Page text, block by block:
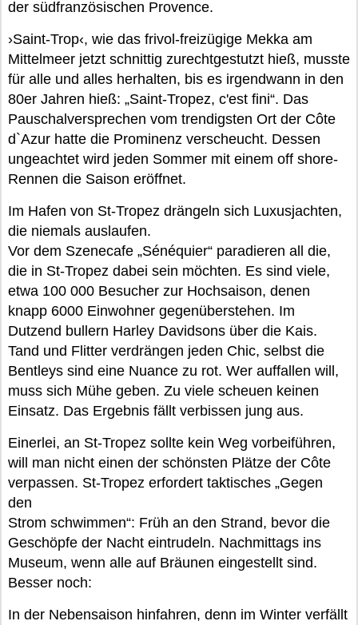
der südfranzösischen Provence.
›Saint-Trop‹, wie das frivol-freizügige Mekka am
Mittelmeer jetzt schnittig zurechtgestutzt hieß, musste
für alle und alles herhalten, bis es irgendwann in den
80er Jahren hieß: „Saint-Tropez, c'est fini“. Das
Pauschalversprechen vom trendigsten Ort der Côte
d`Azur hatte die Prominenz verscheucht. Dessen
ungeachtet wird jeden Sommer mit einem off shore-
Rennen die Saison eröffnet.
Im Hafen von St-Tropez drängeln sich Luxusjachten,
die niemals auslaufen.
Vor dem Szenecafe „Sénéquier“ paradieren all die,
die in St-Tropez dabei sein möchten. Es sind viele,
etwa 100 000 Besucher zur Hochsaison, denen
knapp 6000 Einwohner gegenüberstehen. Im
Dutzend bullern Harley Davidsons über die Kais.
Tand und Flitter verdrängen jeden Chic, selbst die
Bentleys sind eine Nuance zu rot. Wer auffallen will,
muss sich Mühe geben. Zu viele scheuen keinen
Einsatz. Das Ergebnis fällt verbissen jung aus.
Einerlei, an St-Tropez sollte kein Weg vorbeiführen,
will man nicht einen der schönsten Plätze der Côte
verpassen. St-Tropez erfordert taktisches „Gegen
den
Strom schwimmen“: Früh an den Strand, bevor die
Geschöpfe der Nacht eintrudeln. Nachmittags ins
Museum, wenn alle auf Bräunen eingestellt sind.
Besser noch:
In der Nebensaison hinfahren, denn im Winter verfällt